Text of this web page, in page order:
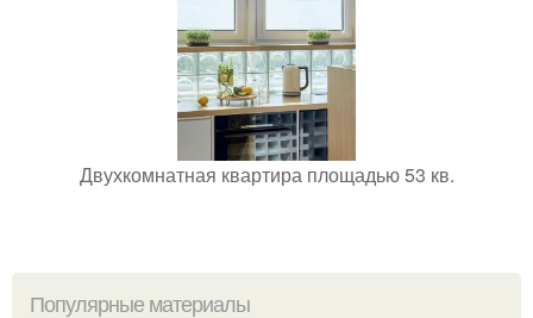
Двухкомнатная квартира площадью 53 кв.
Популярные материалы